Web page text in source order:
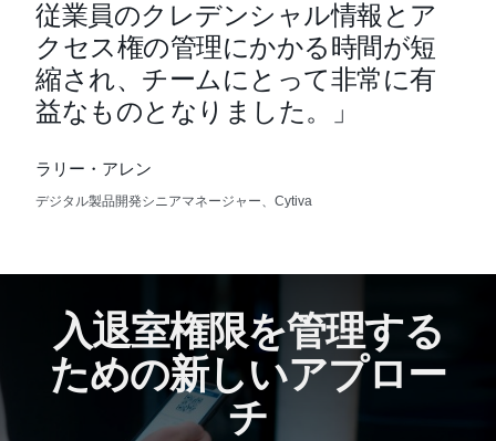
従業員のクレデンシャル情報とア
クセス権の管理にかかる時間が短
縮され、チームにとって非常に有
益なものとなりました。」
ラリー・アレン
デジタル製品開発シニアマネージャー、Cytiva
入退室権限を管理する
ための新しいアプロー
チ